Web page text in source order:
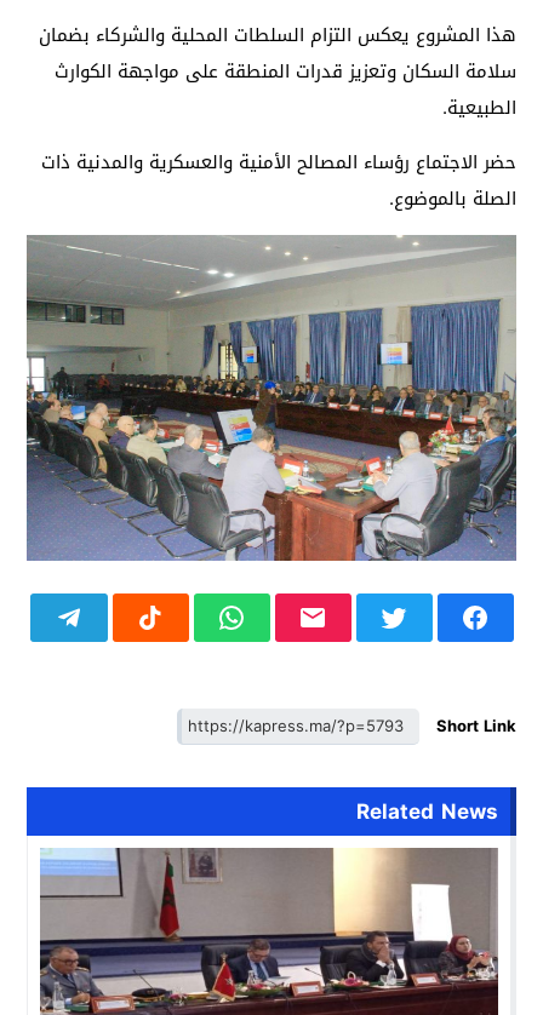
هذا المشروع يعكس التزام السلطات المحلية والشركاء بضمان
سلامة السكان وتعزيز قدرات المنطقة على مواجهة الكوارث
الطبيعية.
حضر الاجتماع رؤساء المصالح الأمنية والعسكرية والمدنية ذات
الصلة بالموضوع.
Short Link
Related News